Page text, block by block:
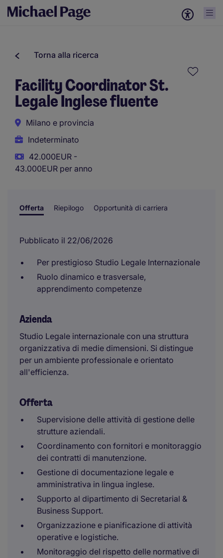
Torna alla ricerca
Facility Coordinator St.
Legale Inglese fluente
Milano e provincia
Indeterminato
42.000EUR -
43.000EUR per anno
Offerta Riepilogo Opportunità di carriera
Pubblicato il 22/06/2026
Per prestigioso Studio Legale Internazionale
Ruolo dinamico e trasversale,
apprendimento competenze
Azienda
Studio Legale internazionale con una struttura
organizzativa di medie dimensioni. Si distingue
per un ambiente professionale e orientato
all'efficienza.
Offerta
Supervisione delle attività di gestione delle
strutture aziendali.
Coordinamento con fornitori e monitoraggio
dei contratti di manutenzione.
Gestione di documentazione legale e
amministrativa in lingua inglese.
Supporto al dipartimento di Secretarial &
Business Support.
Organizzazione e pianificazione di attività
operative e logistiche.
Monitoraggio del rispetto delle normative di